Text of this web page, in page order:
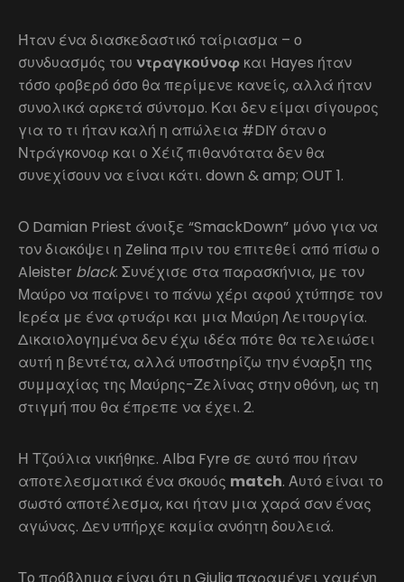
Ήταν ένα διασκεδαστικό ταίριασμα – ο
συνδυασμός του ντραγκούνοφ και Hayes ήταν
τόσο φοβερό όσο θα περίμενε κανείς, αλλά ήταν
συνολικά αρκετά σύντομο. Και δεν είμαι σίγουρος
για το τι ήταν καλή η απώλεια #DIY όταν ο
Ντράγκονοφ και ο Χέιζ πιθανότατα δεν θα
συνεχίσουν να είναι κάτι. down & amp; OUT 1.
Ο Damian Priest άνοιξε “SmackDown” μόνο για να
τον διακόψει η Zelina πριν του επιτεθεί από πίσω ο
Aleister black. Συνέχισε στα παρασκήνια, με τον
Μαύρο να παίρνει το πάνω χέρι αφού χτύπησε τον
Ιερέα με ένα φτυάρι και μια Μαύρη Λειτουργία.
Δικαιολογημένα δεν έχω ιδέα πότε θα τελειώσει
αυτή η βεντέτα, αλλά υποστηρίζω την έναρξη της
συμμαχίας της Μαύρης-Ζελίνας στην οθόνη, ως τη
στιγμή που θα έπρεπε να έχει. 2.
Η Τζούλια νικήθηκε. Alba Fyre σε αυτό που ήταν
αποτελεσματικά ένα σκουός match. Αυτό είναι το
σωστό αποτέλεσμα, και ήταν μια χαρά σαν ένας
αγώνας. Δεν υπήρχε καμία ανόητη δουλειά.